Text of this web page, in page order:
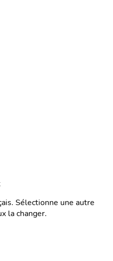
Sélectionne une autre
la changer.